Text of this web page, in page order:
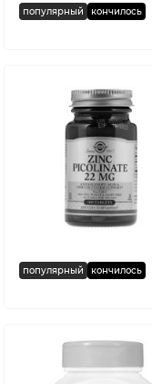
популярный кончилось
популярный кончилось